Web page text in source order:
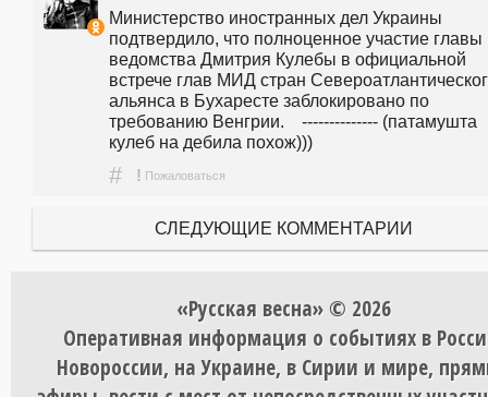
Министерство иностранных дел Украины
подтвердило, что полноценное участие главы
ведомства Дмитрия Кулебы в официальной
встрече глав МИД стран
альянса в Бухаресте заблокировано по
требованию Венгрии.    -------------- (патамушта
кулеб на дебила похож)))
# ! Пожаловаться
СЛЕДУЮЩИЕ КОММЕНТАРИИ
«Русская весна» © 2026
Оперативная информация о событиях в
Новороссии, на Украине, в Сирии и мире,